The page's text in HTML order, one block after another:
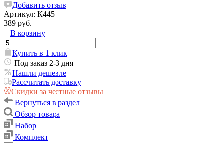
Добавить отзыв
Артикул: К445
389 руб.
В корзину
Купить в 1 клик
Под заказ 2-3 дня
Нашли дешевле
Рассчитать доставку
Скидки за честные отзывы
Вернуться в раздел
Обзор товара
Набор
Комплект